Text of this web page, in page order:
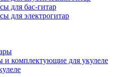
для бас-гитар
для электрогитар
и комплектующие для укулеле